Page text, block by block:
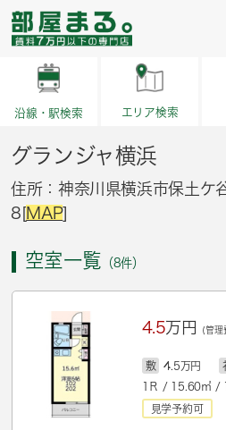
沿線・駅検索 エリア検索
グランジャ横浜
住所：神奈川県横浜市保土ケ
8[MAP]
空室一覧 （8件）
4.5万円 (管理
敷 4.5万円
1Ｒ / 15.60㎡ /
見学予約可